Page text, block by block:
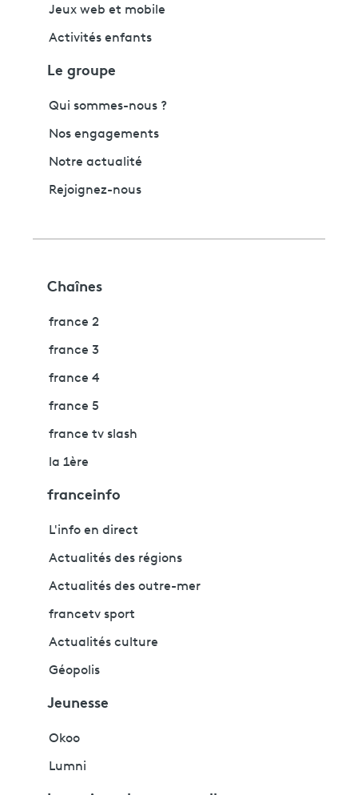
Jeux web et mobile
Activités enfants
Le groupe
Qui sommes-nous ?
Nos engagements
Notre actualité
Rejoignez-nous
Chaînes
france 2
france 3
france 4
france 5
france tv slash
la 1ère
franceinfo
L'info en direct
Actualités des régions
Actualités des outre-mer
francetv sport
Actualités culture
Géopolis
Jeunesse
Okoo
Lumni